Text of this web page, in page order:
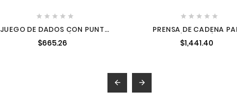
    
JUEGO DE DADOS CON PUNTA
TORX CUADRO DE 1/2" EN RIEL 7
PIEZAS URREA 5439C
$665.26
    
PRENSA DE CADENA
TUBOS 1/8" A 3-1/2"
PCF35
$1,441.40
 